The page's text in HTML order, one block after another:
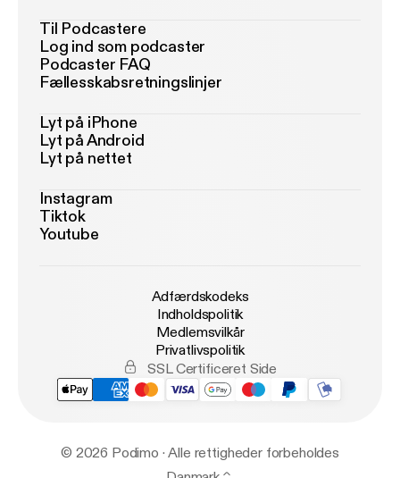
Til Podcastere
Log ind som podcaster
Podcaster FAQ
Fællesskabsretningslinjer
Lyt på iPhone
Lyt på Android
Lyt på nettet
Instagram
Tiktok
Youtube
Adfærdskodeks
Indholdspolitik
Medlemsvilkår
Privatlivspolitik
SSL Certificeret Side
© 2026 Podimo · Alle rettigheder forbeholdes